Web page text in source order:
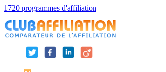
1720 programmes d'affiliation